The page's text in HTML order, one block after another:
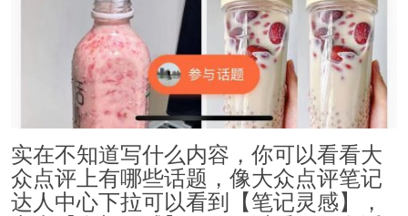
实在不知道写什么内容，你可以看看大
众点评上有哪些话题，像大众点评笔记
达人中心下拉可以看到【笔记灵感】，